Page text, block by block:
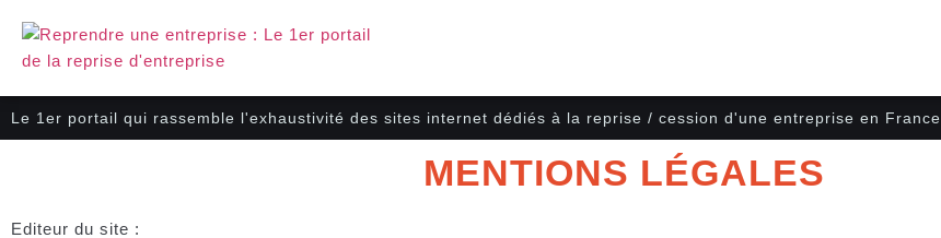
Le 1er portail qui rassemble l'exhaustivité des sites internet dédiés à la reprise / cession d'une entreprise en France.
MENTIONS LÉGALES
Editeur du site :